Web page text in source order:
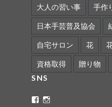
大人の習い事 手作
日本手芸普及協会
自宅サロン 花
資格取得 贈り物
SNS
ritaflower.calligraphy